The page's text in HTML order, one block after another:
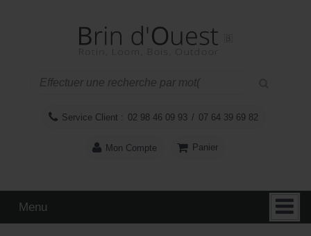
Service Client : 02 98 46 09 93 / 07 64 39 69 82
Mon Compte Panier
Menu